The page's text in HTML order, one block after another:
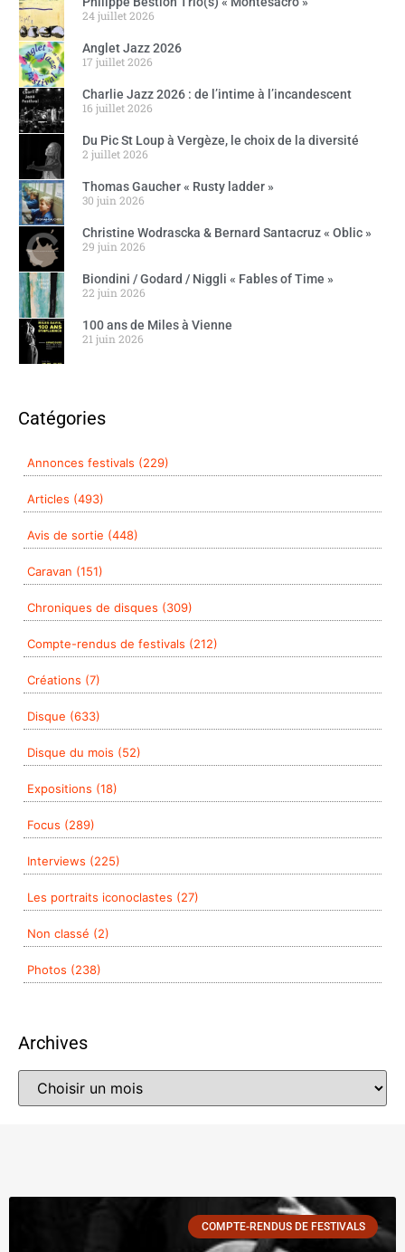
24 juillet 2026
Anglet Jazz 2026
17 juillet 2026
Charlie Jazz 2026 : de l’intime à l’incandescent
16 juillet 2026
Du Pic St Loup à Vergèze, le choix de la diversité
2 juillet 2026
Thomas Gaucher « Rusty ladder »
30 juin 2026
Christine Wodrascka & Bernard Santacruz « Oblic »
29 juin 2026
Biondini / Godard / Niggli « Fables of Time »
22 juin 2026
100 ans de Miles à Vienne
21 juin 2026
Catégories
Annonces festivals (229)
Articles (493)
Avis de sortie (448)
Caravan (151)
Chroniques de disques (309)
Compte-rendus de festivals (212)
Créations (7)
Disque (633)
Disque du mois (52)
Expositions (18)
Focus (289)
Interviews (225)
Les portraits iconoclastes (27)
Non classé (2)
Photos (238)
Archives
COMPTE-RENDUS DE FESTIVALS